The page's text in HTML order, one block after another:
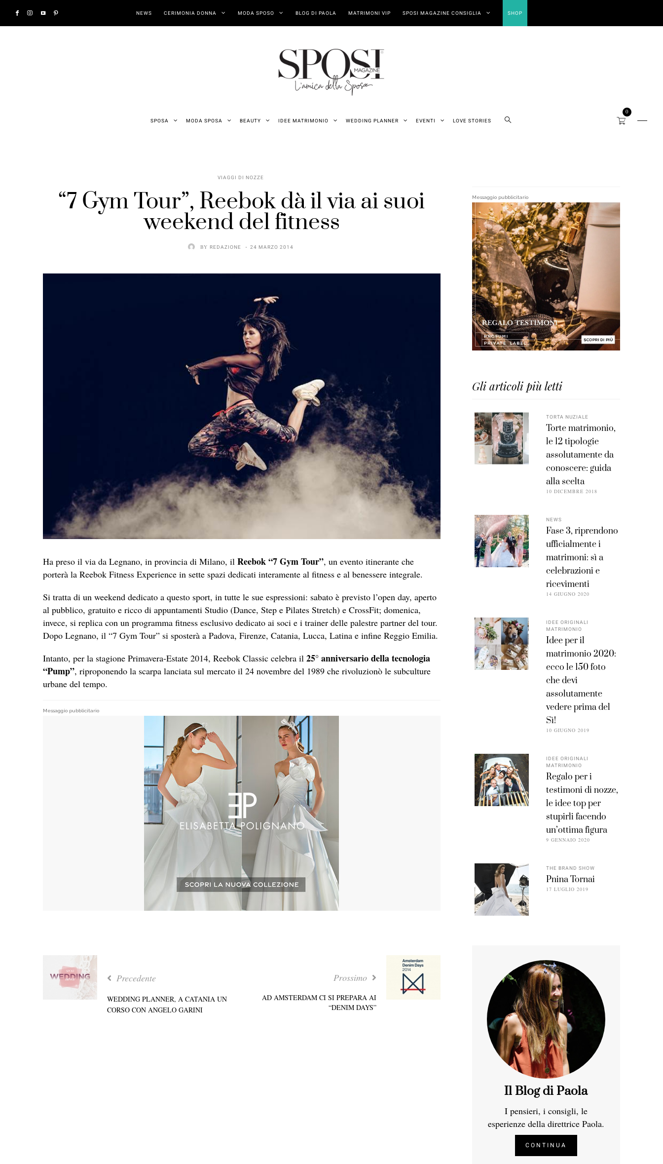
NEWS CERIMONIA DONNA MODA SPOSO BLOG DI PAOLA MATRIMONI VIP SPOSI MAGAZINE CONSIGLIA SHOP
SPOSA MODA SPOSA BEAUTY IDEE MATRIMONIO WEDDING PLANNER EVENTI LOVE STORIES
0
VIAGGI DI NOZZE
“7 Gym Tour”, Reebok dà il via ai suoi
weekend del fitness
BY REDAZIONE 24 MARZO 2014
Ha preso il via da Legnano, in provincia di Milano, il Reebok “7 Gym Tour”, un evento itinerante che
porterà la Reebok Fitness Experience in sette spazi dedicati interamente al fitness e al benessere integrale.
Si tratta di un weekend dedicato a questo sport, in tutte le sue espressioni: sabato è previsto l’open day, aperto
al pubblico, gratuito e ricco di appuntamenti Studio (Dance, Step e Pilates Stretch) e CrossFit; domenica,
invece, si replica con un programma fitness esclusivo dedicato ai soci e i trainer delle palestre partner del tour.
Dopo Legnano, il “7 Gym Tour” si sposterà a Padova, Firenze, Catania, Lucca, Latina e infine Reggio Emilia.
Intanto, per la stagione Primavera-Estate 2014, Reebok Classic celebra il 25° anniversario della tecnologia
“Pump”, riproponendo la scarpa lanciata sul mercato il 24 novembre del 1989 che rivoluzionò le subculture
urbane del tempo.
Messaggio pubblicitario
Precedente
WEDDING PLANNER, A CATANIA UN
CORSO CON ANGELO GARINI
Prossimo
AD AMSTERDAM CI SI PREPARA AI
“DENIM DAYS”
Messaggio pubblicitario
Gli articoli più letti
TORTA NUZIALE
Torte matrimonio,
le 12 tipologie
assolutamente da
conoscere: guida
alla scelta
10 DICEMBRE 2018
NEWS
Fase 3, riprendono
ufficialmente i
matrimoni: sì a
celebrazioni e
ricevimenti
14 GIUGNO 2020
IDEE ORIGINALI
MATRIMONIO
Idee per il
matrimonio 2020:
ecco le 150 foto
che devi
assolutamente
vedere prima del
Sì!
10 GIUGNO 2019
IDEE ORIGINALI
MATRIMONIO
Regalo per i
testimoni di nozze,
le idee top per
stupirli facendo
un’ottima figura
9 GENNAIO 2020
THE BRAND SHOW
Pnina Tornai
17 LUGLIO 2019
Il Blog di Paola
I pensieri, i consigli, le
esperienze della direttrice Paola.
CONTINUA